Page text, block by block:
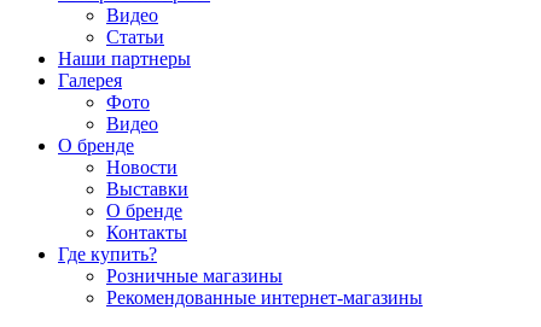
Видео
Статьи
Наши партнеры
Галерея
Фото
Видео
О бренде
Новости
Выставки
О бренде
Контакты
Где купить?
Розничные магазины
Рекомендованные интернет-магазины